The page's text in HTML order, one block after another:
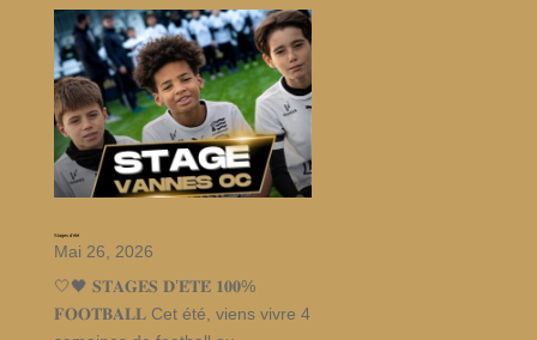
Stages d’été
Mai 26, 2026
🤍🖤 𝐒𝐓𝐀𝐆𝐄𝐒 𝐃’𝐄́𝐓𝐄́ 𝟏𝟎𝟎%
𝐅𝐎𝐎𝐓𝐁𝐀𝐋𝐋 Cet été, viens vivre 4